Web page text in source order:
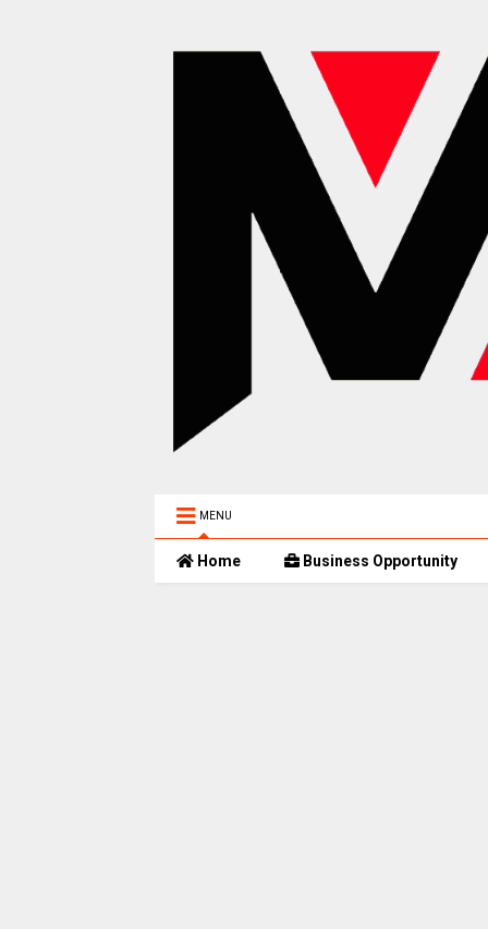
MENU
Home Business Opportunity